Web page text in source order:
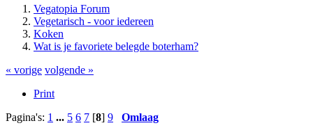
Vegatopia Forum
Vegetarisch - voor iedereen
Koken
Wat is je favoriete belegde boterham?
« vorige volgende »
Print
Pagina's: 1 ... 5 6 7 [8] 9 Omlaag